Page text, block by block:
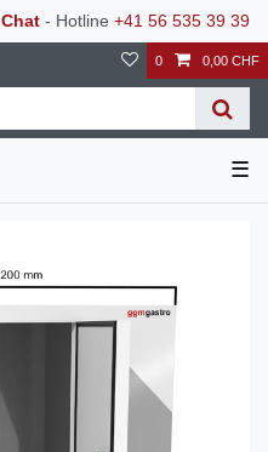
Chat - Hotline +41 56 535 39 39
0 0,00 CHF
☰